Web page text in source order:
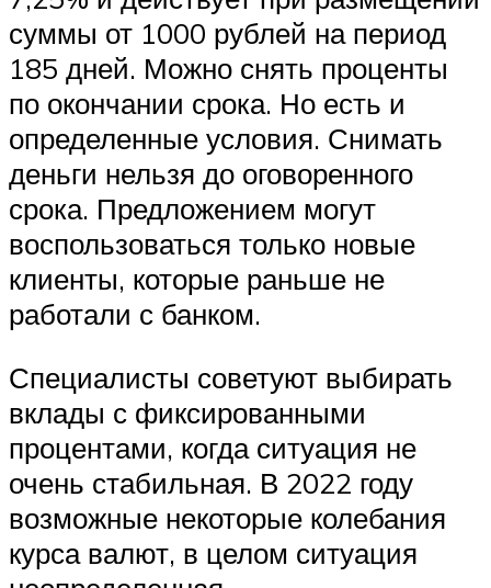
суммы от 1000 рублей на период
185 дней. Можно снять проценты
по окончании срока. Но есть и
определенные условия. Снимать
деньги нельзя до оговоренного
срока. Предложением могут
воспользоваться только новые
клиенты, которые раньше не
работали с банком.
Специалисты советуют выбирать
вклады с фиксированными
процентами, когда ситуация не
очень стабильная. В 2022 году
возможные некоторые колебания
курса валют, в целом ситуация